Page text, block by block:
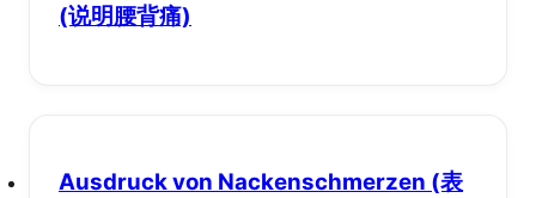
(说明腰背痛)
Ausdruck von Nackenschmerzen (表